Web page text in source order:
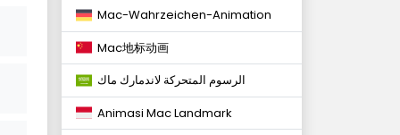
Mac-Wahrzeichen-Animation
Mac地标动画
الرسوم المتحركة لاندمارك ماك
Animasi Mac Landmark